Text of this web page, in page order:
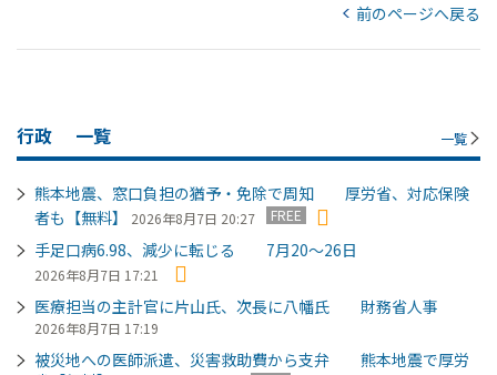
前のページへ戻る
行政 一覧 一覧
熊本地震、窓口負担の猶予・免除で周知 厚労省、対応保険
者も【無料】
2026年8月7日 20:27 FREE
手足口病6.98、減少に転じる 7月20～26日
2026年8月7日 17:21
医療担当の主計官に片山氏、次長に八幡氏 財務省人事
2026年8月7日 17:19
被災地への医師派遣、災害救助費から支弁 熊本地震で厚労